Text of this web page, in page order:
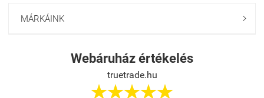
MÁRKÁINK 
Webáruház értékelés
truetrade.hu
